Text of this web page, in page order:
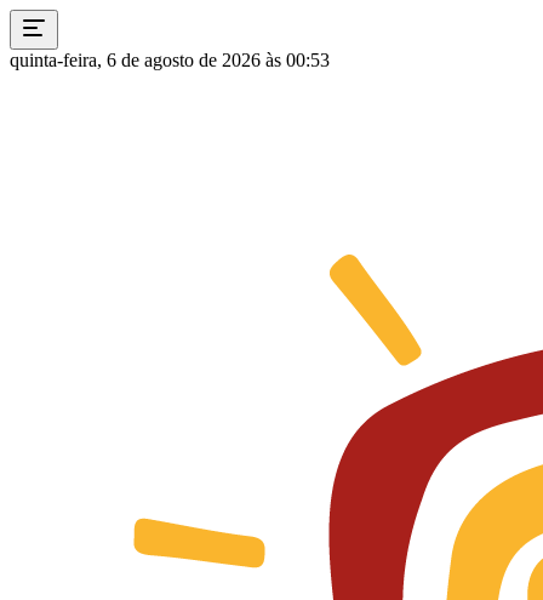
quinta-feira, 6 de agosto de 2026 às 00:53